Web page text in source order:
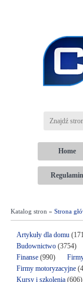
Home
Regulamin
Katalog stron » Strona
Artykuły dla domu
Budownictwo(3754)
Finanse(990)
Firmy motoryzacyjne
Kursy i szkolenia(606)